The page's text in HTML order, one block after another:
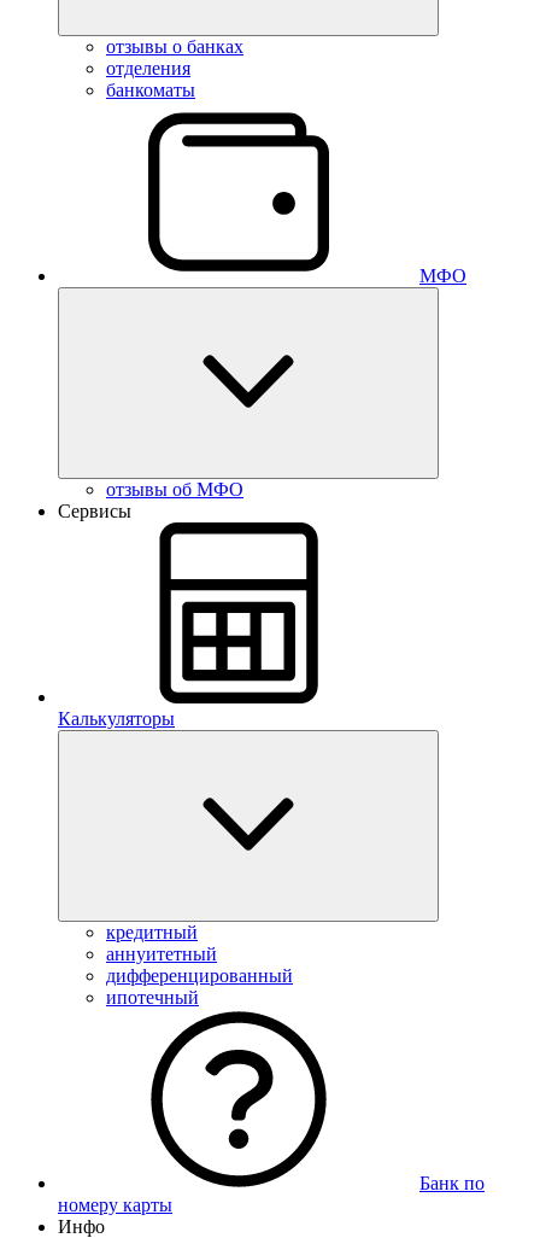
отзывы о банках
отделения
банкоматы
МФО
отзывы об МФО
Сервисы
Калькуляторы
кредитный
аннуитетный
дифференцированный
ипотечный
Банк по
номеру карты
Инфо